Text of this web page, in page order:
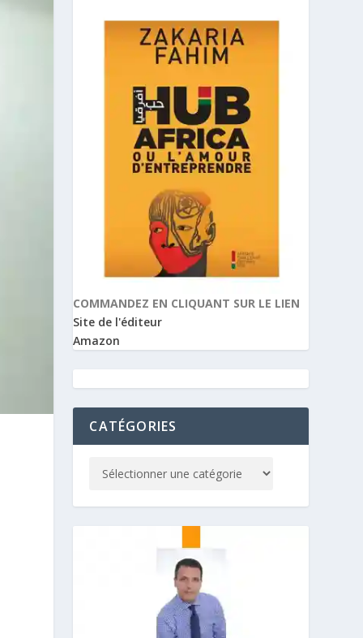
COMMANDEZ EN CLIQUANT SUR LE LIEN
Site de l'éditeur
Amazon
CATÉGORIES